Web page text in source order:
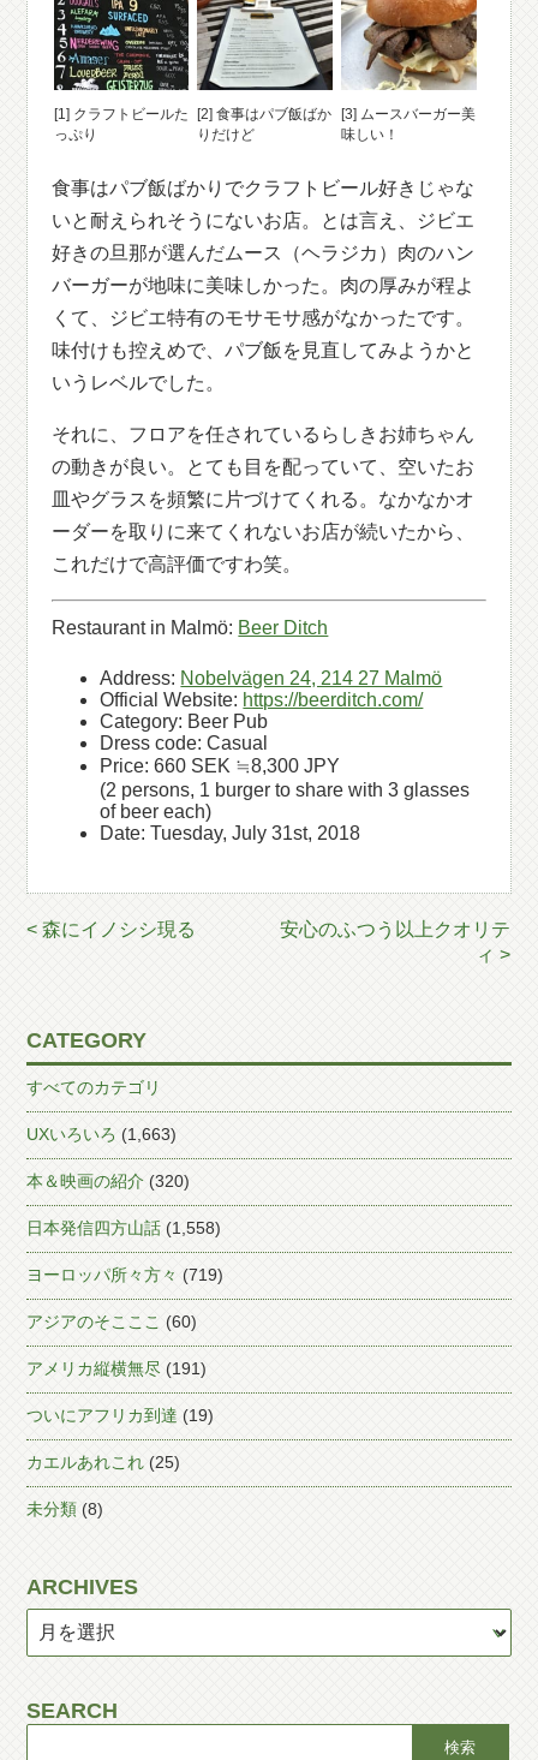
[1] クラフトビールた
っぷり
[2] 食事はパブ飯ばか
りだけど
[3] ムースバーガー美
味しい！
食事はパブ飯ばかりでクラフトビール好きじゃな
いと耐えられそうにないお店。とは言え、ジビエ
好きの旦那が選んだムース（ヘラジカ）肉のハン
バーガーが地味に美味しかった。肉の厚みが程よ
くて、ジビエ特有のモサモサ感がなかったです。
味付けも控えめで、パブ飯を見直してみようかと
いうレベルでした。
それに、フロアを任されているらしきお姉ちゃん
の動きが良い。とても目を配っていて、空いたお
皿やグラスを頻繁に片づけてくれる。なかなかオ
ーダーを取りに来てくれないお店が続いたから、
これだけで高評価ですわ笑。
Restaurant in Malmö: Beer Ditch
Address: Nobelvägen 24, 214 27 Malmö
Official Website: https://beerditch.com/
Category: Beer Pub
Dress code: Casual
Price: 660 SEK ≒8,300 JPY
(2 persons, 1 burger to share with 3 glasses
of beer each)
Date: Tuesday, July 31st, 2018
< 森にイノシシ現る
安心のふつう以上クオリテ
ィ >
CATEGORY
すべてのカテゴリ
UXいろいろ (1,663)
本＆映画の紹介 (320)
日本発信四方山話 (1,558)
ヨーロッパ所々方々 (719)
アジアのそこここ (60)
アメリカ縦横無尽 (191)
ついにアフリカ到達 (19)
カエルあれこれ (25)
未分類 (8)
ARCHIVES
SEARCH